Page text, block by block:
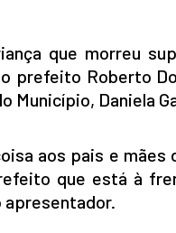
que morreu
prefeito Roberto
Daniela
aos pais e mães
que está à
apresentador.